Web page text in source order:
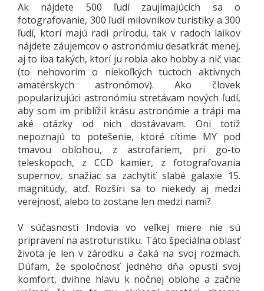
Ak nájdete 500 ľudí zaujímajúcich sa o
fotografovanie, 300 ľudí milovníkov turistiky a 300
ľudí, ktorí majú radi prírodu, tak v radoch laikov
nájdete záujemcov o astronómiu desaťkrát menej,
aj to iba takých, ktorí ju robia ako hobby a nič viac
(to nehovorím o niekoľkých tuctoch aktívnych
amatérskych astronómov). Ako človek
popularizujúci astronómiu stretávam nových ľudí,
aby som im priblížil krásu astronómie a trápi ma
aké otázky od nich dostávavam. Oni totiž
nepoznajú to potešenie, ktoré cítime MY pod
tmavou oblohou, z astrofariem, pri go-to
teleskopoch, z CCD kamier, z fotografovania
supernov, snažiac sa zachytiť slabé galaxie 15.
magnitúdy, atď. Rozšíri sa to niekedy aj medzi
verejnosť, alebo to zostane len medzi nami?
V súčasnosti Indovia vo veľkej miere nie sú
pripravení na astroturistiku. Táto špeciálna oblasť
života je len v zárodku a čaká na svoj rozmach.
Dúfam, že spoločnosť jedného dňa opustí svoj
komfort, dvihne hlavu k nočnej oblohe a začne